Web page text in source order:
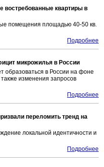
востребованные квартиры в
помещения площадью 40-50 кв.
Подробнее
микрожилья в России
образоваться в России на фоне
изменения запросов
Подробнее
переломить тренд на
локальной идентичности и
Подробнее